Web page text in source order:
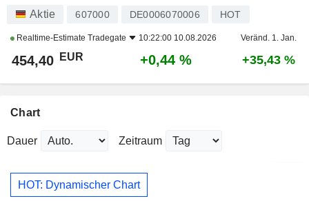
Aktie 607000 DE0006070006 HOT
Realtime-Estimate Tradegate 10:22:00 10.08.2026 Veränd. 1. Jan.
454,40 EUR +0,44 % +35,43 %
Chart
Dauer Zeitraum
HOT: Dynamischer Chart